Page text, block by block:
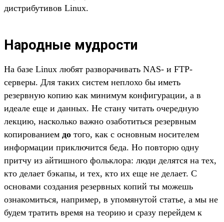
дистрибутивов Linux.
Народные мудрости
На базе Linux любят разворачивать NAS- и FTP-
серверы. Для таких систем неплохо бы иметь
резервную копию как минимум конфигурации, а в
идеале еще и данных. Не стану читать очередную
лекцию, насколько важно озаботиться резервным
копированием до того, как с основным носителем
информации приключится беда. Но повторю одну
притчу из айтишного фольклора: люди делятся на тех,
кто делает бэкапы, и тех, кто их еще не делает. С
основами создания резервных копий ты можешь
ознакомиться, например, в упомянутой статье, а мы не
будем тратить время на теорию и сразу перейдем к